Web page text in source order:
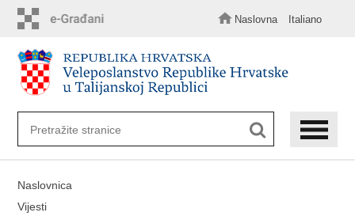
sadržaj
Naslovna Italiano
Naslovnica
Vijesti